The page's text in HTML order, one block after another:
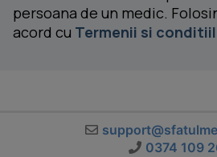
persoana de un medic.
acord cu Termenii si
0374 109